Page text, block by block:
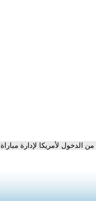
الدخول لأمريكا لإدارة